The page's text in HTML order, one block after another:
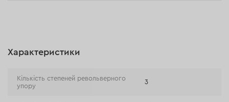
Оплата на розрахунковий рахунок (Традиційний переказ)
Оплата при отриманні в магазині
Характеристики
Кількість степеней револьверного
упору
3